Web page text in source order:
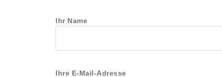
Ihr Name
Ihre E-Mail-Adresse